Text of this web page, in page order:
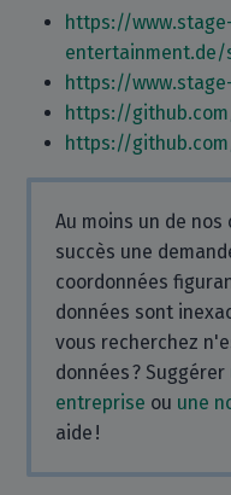
https://
https://
https://
https://
Au moins un de
succès une
coordonnées
données sont
vous recherchez
données ? Suggérer
entreprise ou une
aide !